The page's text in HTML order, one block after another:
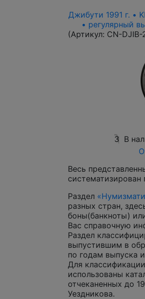
Джибути 1991 г. •
• регулярный
(Артикул: CN-DJIB-
3 В
Весь
систематизирован
Раздел
разных стран,
боны(банкноты)
Вас справочную
Раздел
выпустившим в
по годам выпуска
Для
использованы
отчеканенных до
Уездникова.